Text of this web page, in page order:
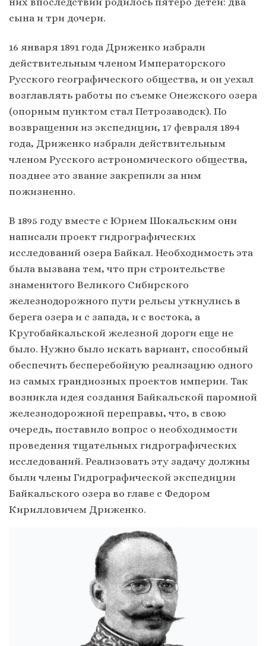
сына и три дочери.
16 января 1891 года Дриженко избрали
действительным членом Императорского
Русского географического общества, и он уехал
возглавлять работы по съемке Онежского озера
(опорным пунктом стал Петрозаводск). По
возвращении из экспедиции, 17 февраля 1894
года, Дриженко избрали действительным
членом Русского астрономического общества,
позднее это звание закрепили за ним
пожизненно.
В 1895 году вместе с Юрием Шокальским они
написали проект гидрографических
исследований озера Байкал. Необходимость эта
была вызвана тем, что при строительстве
знаменитого Великого Сибирского
железнодорожного пути рельсы уткнулись в
берега озера и с запада, и с востока, а
Кругобайкальской железной дороги еще не
было. Нужно было искать вариант, способный
обеспечить бесперебойную реализацию одного
из самых грандиозных проектов империи. Так
возникла идея создания Байкальской паромной
железнодорожной переправы, что, в свою
очередь, поставило вопрос о необходимости
проведения тщательных гидрографических
исследований. Реализовать эту задачу должны
были члены Гидрографической экспедиции
Байкальского озера во главе с Федором
Кирилловичем Дриженко.